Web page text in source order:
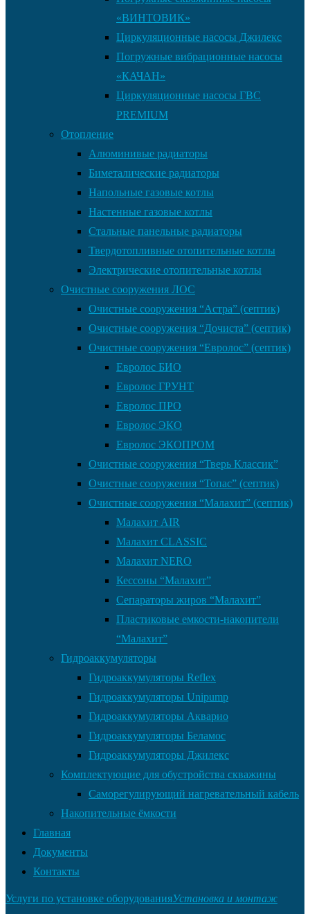
«ВИНТОВИК»
Циркуляционные насосы Джилекс
Погружные вибрационные насосы
«КАЧАН»
Циркуляционные насосы ГВС
PREMIUM
Отопление
Алюминивые радиаторы
Биметалические радиаторы
Напольные газовые котлы
Настенные газовые котлы
Стальные панельные радиаторы
Твердотопливные отопительные котлы
Электрические отопительные котлы
Очистные сооружения ЛОС
Очистные сооружения “Астра” (септик)
Очистные сооружения “Дочиста” (септик)
Очистные сооружения “Евролос” (септик)
Евролос БИО
Евролос ГРУНТ
Евролос ПРО
Евролос ЭКО
Евролос ЭКОПРОМ
Очистные сооружения “Тверь Классик”
Очистные сооружения “Топас” (септик)
Очистные сооружения “Малахит” (септик)
Малахит AIR
Малахит CLASSIC
Малахит NERO
Кессоны “Малахит”
Сепараторы жиров “Малахит”
Пластиковые емкости-накопители
“Малахит”
Гидроаккумуляторы
Гидроаккумуляторы Reflex
Гидроаккумуляторы Unipump
Гидроаккумуляторы Акварио
Гидроаккумуляторы Беламос
Гидроаккумуляторы Джилекс
Комплектующие для обустройства скважины
Саморегулирующий нагревательный кабель
Накопительные ёмкости
Главная
Документы
Контакты
Услуги по установке оборудованияУстановка и монтаж